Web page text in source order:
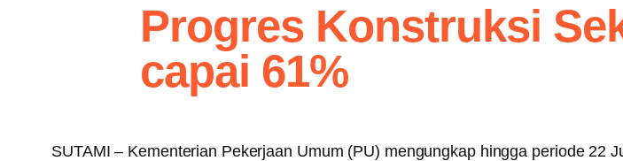
Progres Konstruksi
capai 61%
SUTAMI – Kementerian Pekerjaan Umum (PU) mengungkap hingga periode 22